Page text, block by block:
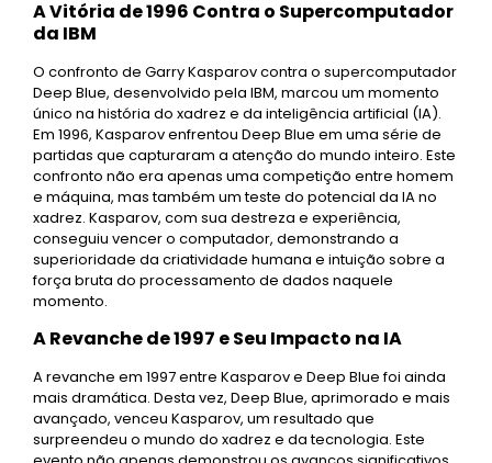
A Vitória de 1996 Contra o Supercomputador
da IBM
O confronto de Garry Kasparov contra o supercomputador
Deep Blue, desenvolvido pela IBM, marcou um momento
único na história do xadrez e da inteligência artificial (IA).
Em 1996, Kasparov enfrentou Deep Blue em uma série de
partidas que capturaram a atenção do mundo inteiro. Este
confronto não era apenas uma competição entre homem
e máquina, mas também um teste do potencial da IA no
xadrez. Kasparov, com sua destreza e experiência,
conseguiu vencer o computador, demonstrando a
superioridade da criatividade humana e intuição sobre a
força bruta do processamento de dados naquele
momento.
A Revanche de 1997 e Seu Impacto na IA
A revanche em 1997 entre Kasparov e Deep Blue foi ainda
mais dramática. Desta vez, Deep Blue, aprimorado e mais
avançado, venceu Kasparov, um resultado que
surpreendeu o mundo do xadrez e da tecnologia. Este